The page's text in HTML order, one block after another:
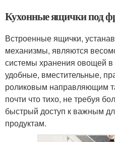
Кухонные ящички под
Встроенные ящички,
механизмы, являются
системы хранения овощей в
удобные, вместительные,
роликовым направляющим
почти что тихо, не требуя
быстрый доступ к важным
продуктам.